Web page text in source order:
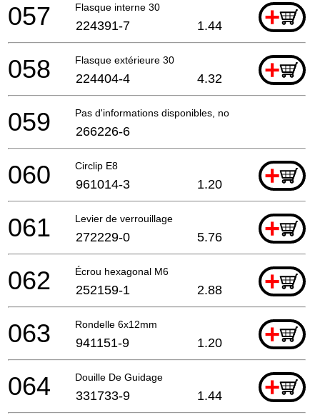
Flasque interne 30 +
057 224391-7 1.44
Flasque extérieure 30 +
058 224404-4 4.32
Pas d'informations disponibles, non commandable
059 266226-6
Circlip E8 +
060 961014-3 1.20
Levier de verrouillage +
061 272229-0 5.76
Écrou hexagonal M6 +
062 252159-1 2.88
Rondelle 6x12mm +
063 941151-9 1.20
Douille De Guidage +
064 331733-9 1.44